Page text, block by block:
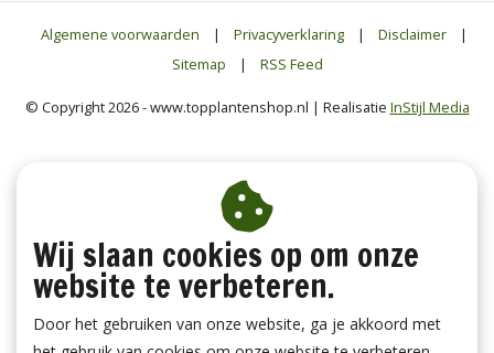
Algemene voorwaarden | Privacyverklaring | Disclaimer
|
Sitemap
| RSS Feed
© Copyright 2026 - www.topplantenshop.nl | Realisatie InStijl Media
Wij slaan cookies op om onze
website te verbeteren.
Door het gebruiken van onze website, ga je akkoord met